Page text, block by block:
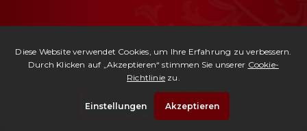
Borgo di Chio
| € 1,790,000